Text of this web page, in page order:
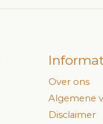
Over ons
Algemene
Disclaimer